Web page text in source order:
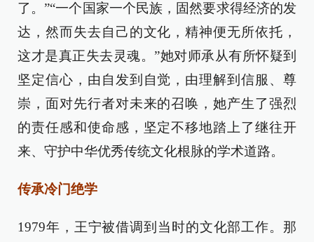
了。”“一个国家一个民族，固然要求得经济的发
达，然而失去自己的文化，精神便无所依托，
这才是真正失去灵魂。”她对师承从有所怀疑到
坚定信心，由自发到自觉，由理解到信服、尊
崇，面对先行者对未来的召唤，她产生了强烈
的责任感和使命感，坚定不移地踏上了继往开
来、守护中华优秀传统文化根脉的学术道路。
传承冷门绝学
1979年，王宁被借调到当时的文化部工作。那